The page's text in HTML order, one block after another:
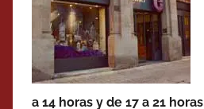
a 14 horas y de 17 a 21